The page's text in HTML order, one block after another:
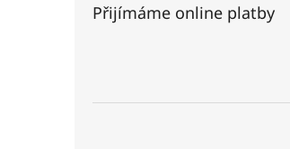
Přijímáme online platby